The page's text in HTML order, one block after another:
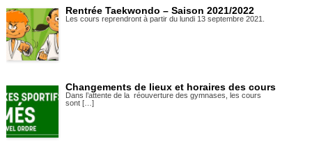
Rentrée Taekwondo – Saison 2021/2022
Les cours reprendront à partir du lundi 13 septembre 2021.
Changements de lieux et horaires des cours
Dans l’attente de la réouverture des gymnases, les cours
sont […]